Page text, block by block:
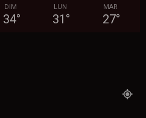
DIM
34°
LUN
31 °
MAR
27°